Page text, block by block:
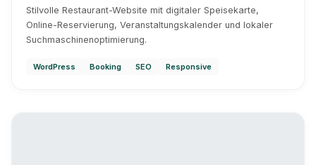
Stilvolle Restaurant-Website mit digitaler Speisekarte,
Online-Reservierung, Veranstaltungskalender und lokaler
Suchmaschinenoptimierung.
WordPress Booking SEO Responsive